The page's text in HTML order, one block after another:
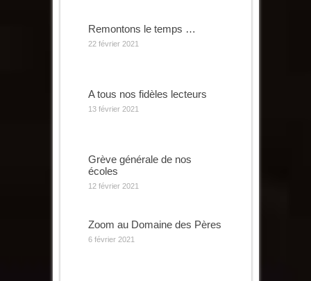
Remontons le temps …
22 février 2021
A tous nos fidèles lecteurs
13 février 2021
Grève générale de nos
écoles
12 février 2021
Zoom au Domaine des Pères
6 février 2021